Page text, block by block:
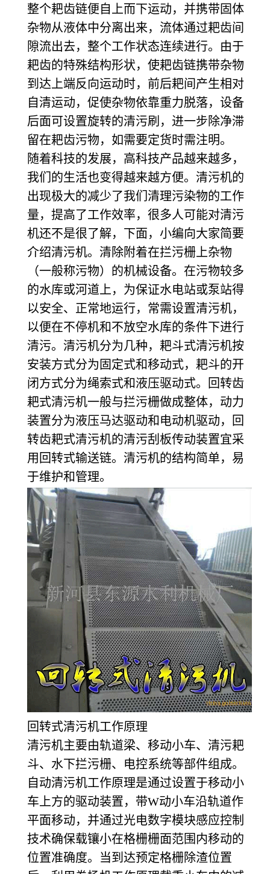
整个耙齿链便自上而下运动，并携带固体
杂物从液体中分离出来，流体通过耙齿间
隙流出去，整个工作状态连续进行。由于
耙齿的特殊结构形状，使耙齿链携带杂物
到达上端反向运动时，前后耙间产生相对
自清运动，促使杂物依靠重力脱落，设备
后面可设置旋转的清污刷，进一步除净滞
留在耙齿污物，如需要定货时需注明。
随着科技的发展，高科技产品越来越多，
我们的生活也变得越来越方便。清污机的
出现极大的减少了我们清理污染物的工作
量，提高了工作效率，很多人可能对清污
机还不是很了解，下面，小编向大家简要
介绍清污机。清除附着在拦污栅上杂物
（一般称污物）的机械设备。在污物较多
的水库或河道上，为保证水电站或泵站得
以安全、正常地运行，常需设置清污机，
以便在不停机和不放空水库的条件下进行
清污。清污机分为几种，耙斗式清污机按
安装方式分为固定式和移动式，耙斗的开
闭方式分为绳索式和液压驱动式。回转齿
耙式清污机一般与拦污栅做成整体，动力
装置分为液压马达驱动和电动机驱动，回
转齿耙式清污机的清污刮板传动装置宜采
用回转式输送链。 清污机的结构简单，易
于维护和管理。
回转式清污机工作原理
清污机主要由轨道梁、移动小车、清污耙
斗、水下拦污栅、电控系统等部件组成。
自动清污机工作原理是通过设置于移动小
车上方的驱动装置，带W动小车沿轨道作
平面移动，并通过光电数字模块感应控制
技术确保载镶小在格栅栅面范围内移动的
位置准确度。当到达预定格栅除渣位置